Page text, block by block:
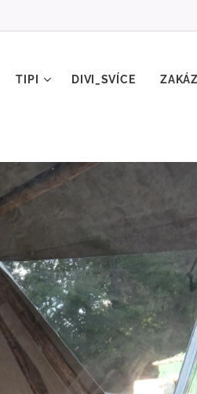
TIPI DIVI_SVÍCE